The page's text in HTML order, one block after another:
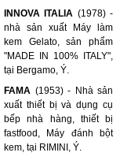
INNOVA ITALIA (1978) -
nhà sản xuất Máy làm
kem Gelato, sản phẩm
"MADE IN 100% ITALY",
tại Bergamo, Ý.
FAMA (1953) - Nhà sản
xuất thiết bị và dụng cụ
bếp nhà hàng, thiết bị
fastfood, Máy đánh bột
kem, tại RIMINI, Ý.